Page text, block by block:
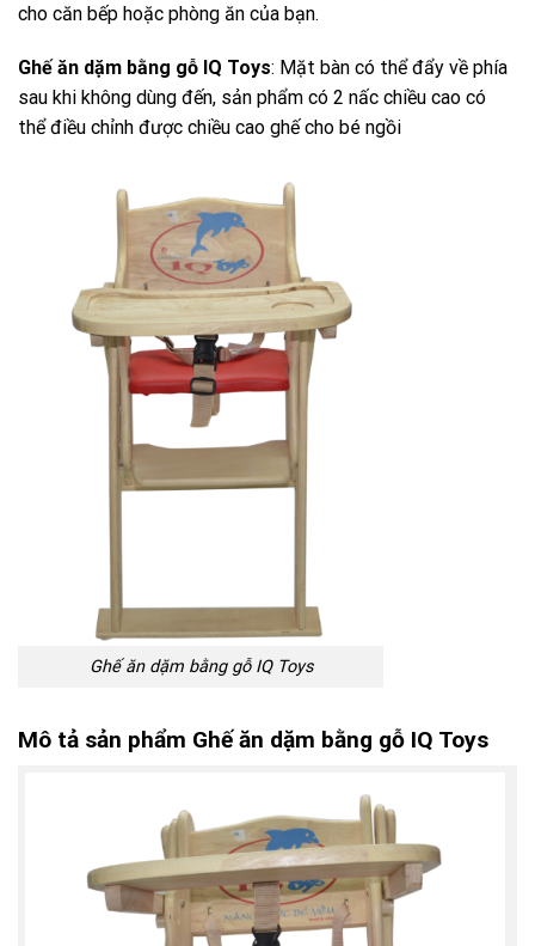
cho căn bếp hoặc phòng ăn của bạn.
Ghế ăn dặm bằng gỗ IQ Toys: Mặt bàn có thể đẩy về phía
sau khi không dùng đến, sản phẩm có 2 nấc chiều cao có
thể điều chỉnh được chiều cao ghế cho bé ngồi
Ghế ăn dặm bằng gỗ IQ Toys
Mô tả sản phẩm Ghế ăn dặm bằng gỗ IQ Toys